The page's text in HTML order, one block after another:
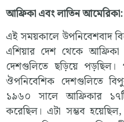
আফ্রিকাএবংলাতিনআমেরিকা:
এই সময়কালে উপনিবেশবাদ
এশিয়ার দেশ থেকে
দেশগুলিতে ছড়িয়ে
ঔপনিবেশিক দেশগুলিতে
১৯৬০ সালে আফ্রিকার
করেছিল। এটা সম্ভব